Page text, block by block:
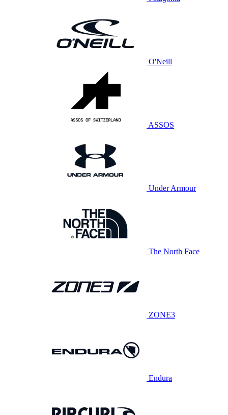
O'Neill
ASSOS
Under Armour
The North Face
ZONE3
Endura